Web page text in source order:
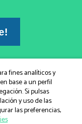
Integrativa 2026|
fines analíticos y
base a un perfil
Si pulsas
y uso de las
las preferencias,